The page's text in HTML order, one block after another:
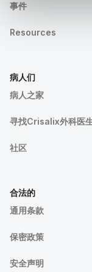
事件
Resources
病人们
病人之家
寻找Crisalix外科医
社区
合法的
通用条款
保密政策
安全声明